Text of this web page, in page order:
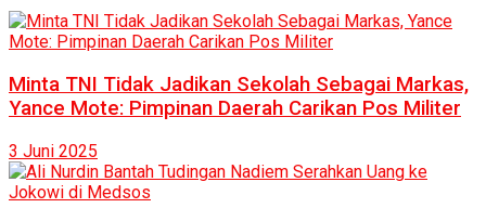
Minta TNI Tidak Jadikan Sekolah Sebagai Markas,
Yance Mote: Pimpinan Daerah Carikan Pos Militer
3 Juni 2025